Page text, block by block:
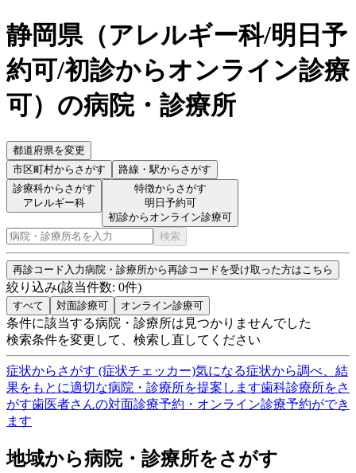
静岡県（アレルギー科/明日予
約可/初診からオンライン診療
可） の病院・診療所
都道府県を変更
市区町村からさがす 路線・駅からさがす
診療科からさがす
アレルギー科
特徴からさがす
明日予約可
初診からオンライン診療可
検索
再診コード入力病院・診療所から再診コードを受け取った方はこちら
絞り込み(該当件数: 0件)
すべて 対面診療可 オンライン診療可
条件に該当する病院・診療所は見つかりませんでした
検索条件を変更して、検索し直してください
症状からさがす (症状チェッカー)気になる症状から調べ、結
果をもとに適切な病院・診療所を提案します歯科診療所をさ
がす歯医者さんの対面診療予約・オンライン診療予約ができ
ます
地域から病院・診療所をさがす